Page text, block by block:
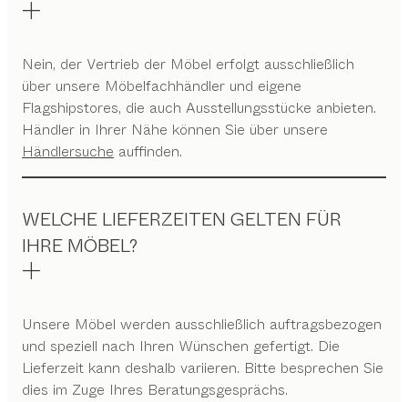
Nein, der Vertrieb der Möbel erfolgt ausschließlich
über unsere Möbelfachhändler und eigene
Flagshipstores, die auch Ausstellungsstücke anbieten.
Händler in Ihrer Nähe können Sie über unsere
Händlersuche auffinden.
WELCHE LIEFERZEITEN GELTEN FÜR
IHRE MÖBEL?
Unsere Möbel werden ausschließlich auftragsbezogen
und speziell nach Ihren Wünschen gefertigt. Die
Lieferzeit kann deshalb variieren. Bitte besprechen Sie
dies im Zuge Ihres Beratungsgesprächs.